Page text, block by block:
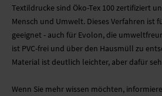
Textildrucke sind Öko-Tex 100 zertifiziert
Mensch und Umwelt. Dieses Verfahren ist
geeignet - auch für Evolon, die
ist PVC-frei und über den Hausmüll zu
Material ist deutlich leichter, aber dafür
Wenn Sie mehr wissen möchten,